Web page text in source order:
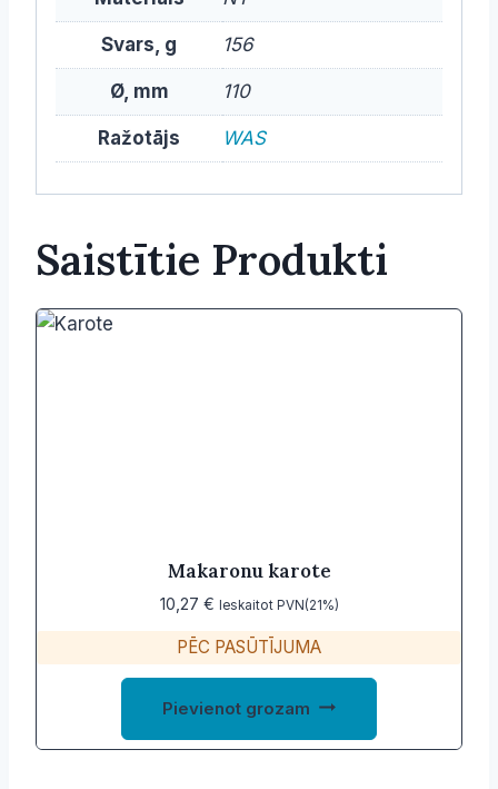
Svars, g 156
Ø, mm 110
Ražotājs WAS
Saistītie Produkti
Makaronu karote
10,27 € Ieskaitot PVN(21%)
PĒC PASŪTĪJUMA
Pievienot grozam